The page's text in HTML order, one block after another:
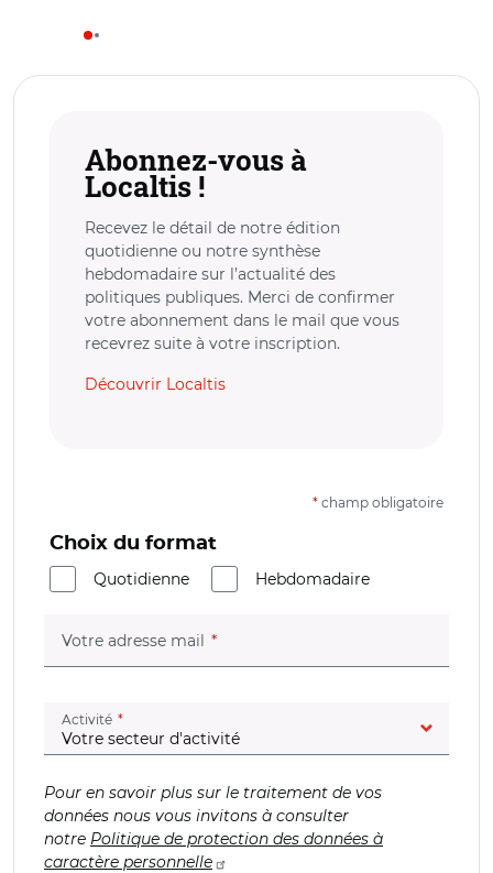
Abonnez-vous à
Localtis !
Recevez le détail de notre édition
quotidienne ou notre synthèse
hebdomadaire sur l’actualité des
politiques publiques. Merci de confirmer
votre abonnement dans le mail que vous
recevrez suite à votre inscription.
Découvrir Localtis
* champ obligatoire
Choix du format
Quotidienne
Hebdomadaire
Votre adresse mail (champ obligatoire)
Activité (champ obligatoire)
Pour en savoir plus sur le traitement de vos
données nous vous invitons à consulter
notre Politique de protection des données à
caractère personnelle